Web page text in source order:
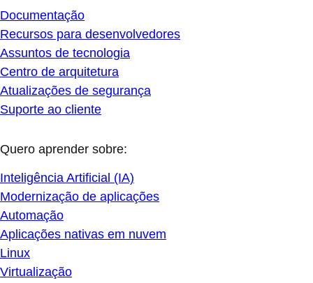
Documentação
Recursos para desenvolvedores
Assuntos de tecnologia
Centro de arquitetura
Atualizações de segurança
Suporte ao cliente
Quero aprender sobre:
Inteligência Artificial (IA)
Modernização de aplicações
Automação
Aplicações nativas em nuvem
Linux
Virtualização